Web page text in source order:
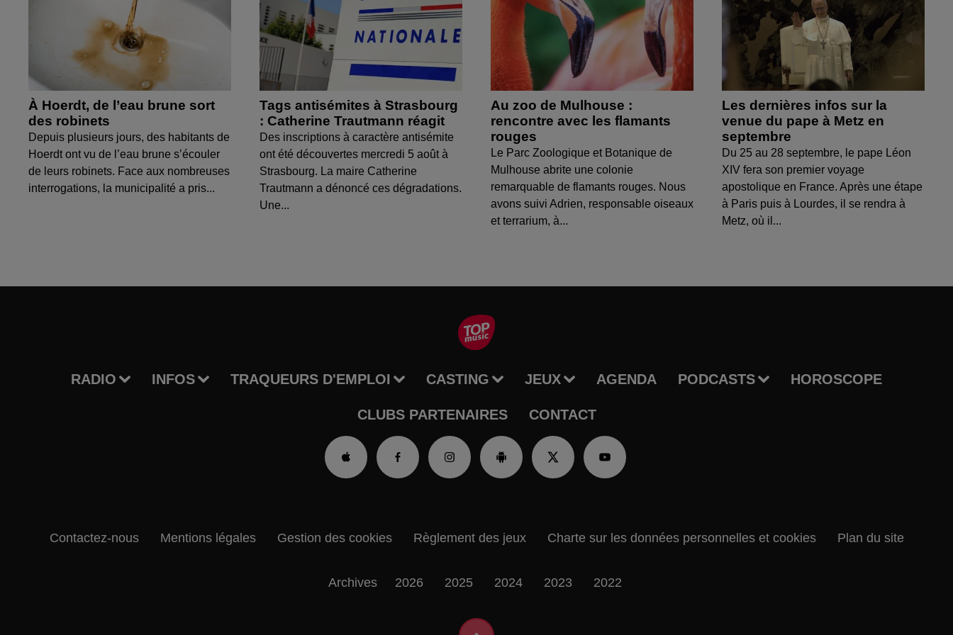
À Hoerdt, de l’eau brune sort
des robinets
Depuis plusieurs jours, des habitants de
Hoerdt ont vu de l’eau brune s’écouler
de leurs robinets. Face aux nombreuses
interrogations, la municipalité a pris...
Tags antisémites à Strasbourg
: Catherine Trautmann réagit
Des inscriptions à caractère antisémite
ont été découvertes mercredi 5 août à
Strasbourg. La maire Catherine
Trautmann a dénoncé ces dégradations.
Une...
Au zoo de Mulhouse :
rencontre avec les flamants
rouges
Le Parc Zoologique et Botanique de
Mulhouse abrite une colonie
remarquable de flamants rouges. Nous
avons suivi Adrien, responsable oiseaux
et terrarium, à...
Les dernières infos sur la
venue du pape à Metz en
septembre
Du 25 au 28 septembre, le pape Léon
XIV fera son premier voyage
apostolique en France. Après une étape
à Paris puis à Lourdes, il se rendra à
Metz, où il...
RADIO INFOS TRAQUEURS D'EMPLOI CASTING JEUX AGENDA PODCASTS HOROSCOPE
CLUBS PARTENAIRES CONTACT
Contactez-nous Mentions légales Gestion des cookies Règlement des jeux Charte sur les données personnelles et cookies Plan du site
Archives 2026 2025 2024 2023 2022